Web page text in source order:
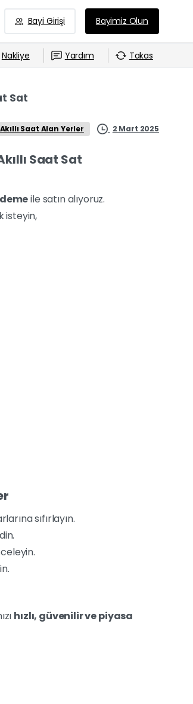
Bayi Girişi Bayimiz Olun
Nakliye Yardım Takas
Sat
Saat Alan Yerler 2 Mart 2025
Saat Sat
ile satın alıyoruz.
isteyin,
sıfırlayın.
hızlı, güvenilir ve piyasa